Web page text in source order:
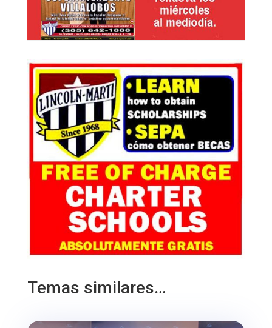
Temas similares…